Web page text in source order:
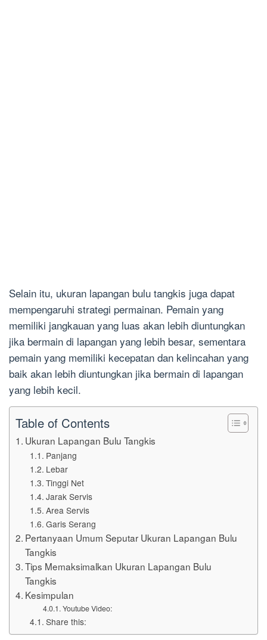
Selain itu, ukuran lapangan bulu tangkis juga dapat
mempengaruhi strategi permainan. Pemain yang
memiliki jangkauan yang luas akan lebih diuntungkan
jika bermain di lapangan yang lebih besar, sementara
pemain yang memiliki kecepatan dan kelincahan yang
baik akan lebih diuntungkan jika bermain di lapangan
yang lebih kecil.
Table of Contents
Ukuran Lapangan Bulu Tangkis
Panjang
Lebar
Tinggi Net
Jarak Servis
Area Servis
Garis Serang
Pertanyaan Umum Seputar Ukuran Lapangan Bulu
Tangkis
Tips Memaksimalkan Ukuran Lapangan Bulu
Tangkis
Kesimpulan
Youtube Video:
Share this: